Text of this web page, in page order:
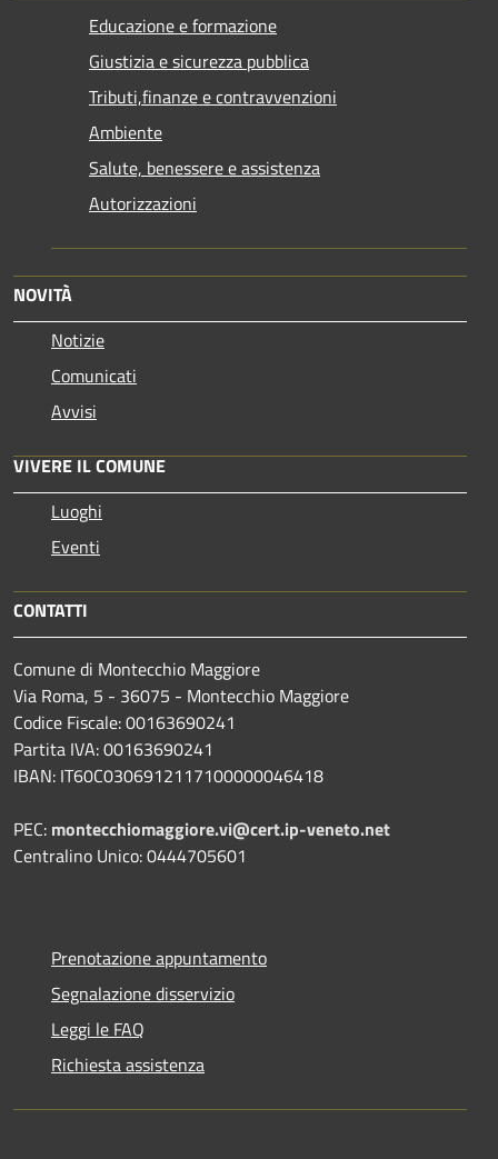
Educazione e formazione
Giustizia e sicurezza pubblica
Tributi,finanze e contravvenzioni
Ambiente
Salute, benessere e assistenza
Autorizzazioni
NOVITÀ
Notizie
Comunicati
Avvisi
VIVERE IL COMUNE
Luoghi
Eventi
CONTATTI
Comune di Montecchio Maggiore
Via Roma, 5 - 36075 - Montecchio Maggiore
Codice Fiscale: 00163690241
Partita IVA: 00163690241
IBAN: IT60C0306912117100000046418
PEC: montecchiomaggiore.vi@cert.ip-veneto.net
Centralino Unico: 0444705601
Prenotazione appuntamento
Segnalazione disservizio
Leggi le FAQ
Richiesta assistenza